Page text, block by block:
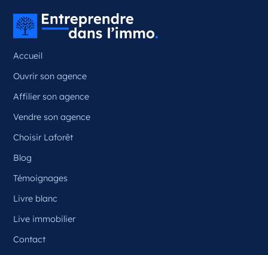
France
Référence: 87050
Plus d'infos
Candidater
Opportunité d’ouverture à Ceyrat
Référence
Plus d'infos
Candidater
Accueil
Ouvrir son agence
Affilier son agence
Vendre son agence
Choisir Laforêt
Blog
Témoignages
Livre blanc
Live immobilier
Contact